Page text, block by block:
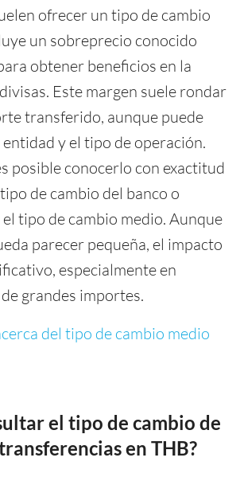
ofrecer un tipo de cambio
un sobreprecio conocido
obtener beneficios en la
Este margen suele rondar
transferido, aunque puede
y el tipo de operación.
posible conocerlo con exactitud
de cambio del banco o
tipo de cambio medio. Aunque
parecer pequeña, el impacto
especialmente en
grandes importes.
del tipo de cambio medio
el tipo de cambio de
en THB?